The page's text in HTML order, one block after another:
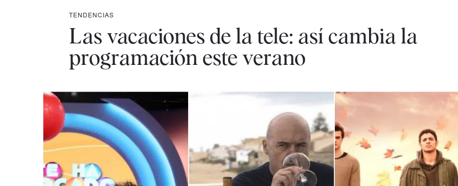
TENDENCIAS
Las vacaciones de la tele: así cambia la
programación este verano